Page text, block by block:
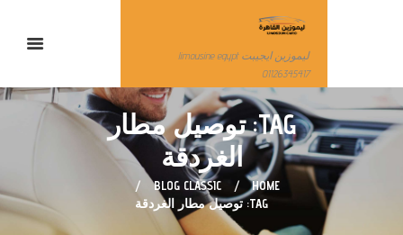
ليموزين ايجيبت limousine egypt
01126345417
TAG: توصيل مطار
الغردقة
HOME
BLOG CLASSIC
TAG: توصيل مطار الغردقة